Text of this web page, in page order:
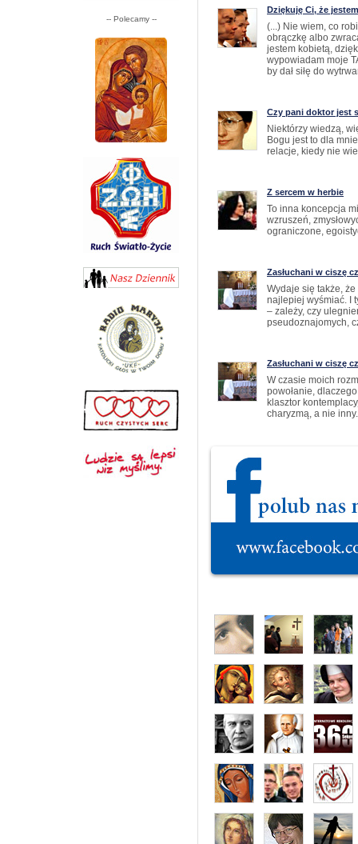
-- Polecamy --
Dziękuję Ci, że
(...) Nie wiem, co
obrączkę albo
jestem kobietą,
wypowiadam moje
by dał siłę do
Czy pani doktor jest
Niektórzy wiedzą,
Bogu jest to dla
relacje, kiedy nie
Z sercem w herbie
To inna koncepcja
wzruszeń,
ograniczone,
Zasłuchani w ciszę
Wydaje się także, że
najlepiej wyśmiać. I
– zależy, czy
pseudoznajomych,
Zasłuchani w ciszę
W czasie moich
powołanie,
klasztor
charyzmą, a nie